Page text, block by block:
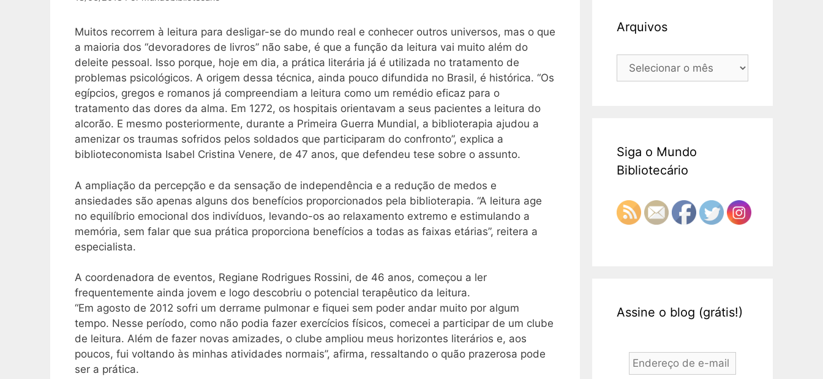
Muitos recorrem à leitura para desligar-se do mundo real e conhecer outros universos, mas o que
a maioria dos “devoradores de livros” não sabe, é que a função da leitura vai muito além do
deleite pessoal. Isso porque, hoje em dia, a prática literária já é utilizada no tratamento de
problemas psicológicos. A origem dessa técnica, ainda pouco difundida no Brasil, é histórica. “Os
egípcios, gregos e romanos já compreendiam a leitura como um remédio eficaz para o
tratamento das dores da alma. Em 1272, os hospitais orientavam a seus pacientes a leitura do
alcorão. E mesmo posteriormente, durante a Primeira Guerra Mundial, a biblioterapia ajudou a
amenizar os traumas sofridos pelos soldados que participaram do confronto”, explica a
biblioteconomista Isabel Cristina Venere, de 47 anos, que defendeu tese sobre o assunto.
A ampliação da percepção e da sensação de independência e a redução de medos e
ansiedades são apenas alguns dos benefícios proporcionados pela biblioterapia. “A leitura age
no equilíbrio emocional dos indivíduos, levando-os ao relaxamento extremo e estimulando a
memória, sem falar que sua prática proporciona benefícios a todas as faixas etárias”, reitera a
especialista.
A coordenadora de eventos, Regiane Rodrigues Rossini, de 46 anos, começou a ler
frequentemente ainda jovem e logo descobriu o potencial terapêutico da leitura.
“Em agosto de 2012 sofri um derrame pulmonar e fiquei sem poder andar muito por algum
tempo. Nesse período, como não podia fazer exercícios físicos, comecei a participar de um clube
de leitura. Além de fazer novas amizades, o clube ampliou meus horizontes literários e, aos
poucos, fui voltando às minhas atividades normais”, afirma, ressaltando o quão prazerosa pode
ser a prática.
Arquivos
Arquivos
Siga o Mundo
Bibliotecário
Assine o blog (grátis!)
Endereço
de